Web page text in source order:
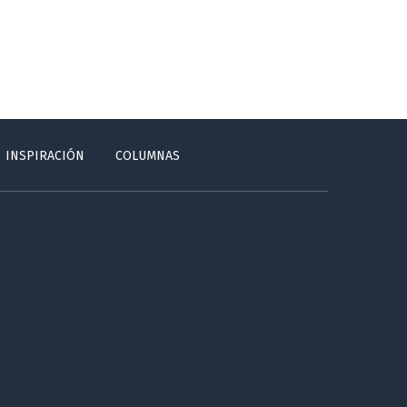
INSPIRACIÓN COLUMNAS